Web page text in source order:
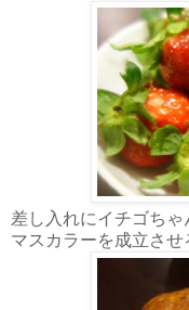
差し入れにイチゴち
マスカラーを成立させ